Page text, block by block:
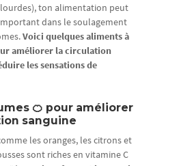
lourdes), ton alimentation peut
dans le soulagement
Voici quelques aliments à
améliorer la circulation
les sensations de
🍊 pour améliorer
sanguine
les oranges, les citrons et
sont riches en vitamine C